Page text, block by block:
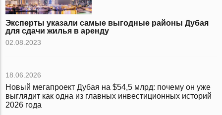
Эксперты указали самые выгодные районы Дубая
для сдачи жилья в аренду
02.08.2023
18.06.2026
Новый мегапроект Дубая на $54,5 млрд: почему он уже
выглядит как одна из главных инвестиционных историй
2026 года